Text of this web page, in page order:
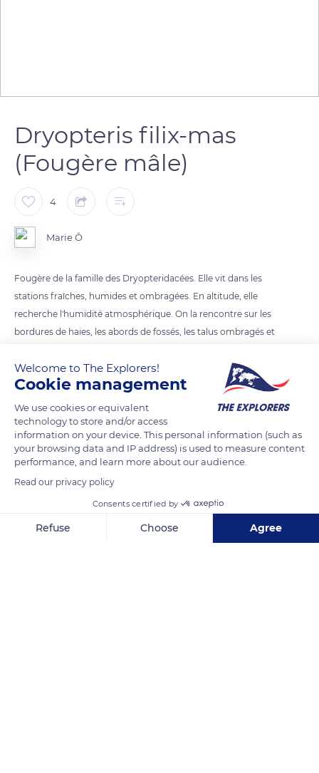
Dryopteris filix-mas
(Fougère mâle)
4
Marie Ô
Fougère de la famille des Dryopteridacées. Elle vit dans les
stations fraîches, humides et ombragées. En altitude, elle
recherche l'humidité atmosphérique. On la rencontre sur les
bordures de haies, les abords de fossés, les talus ombragés et
résineux. Elle est peu exigeante au niveau de la composition
du sol : sableux, argileux ou limoneux (nécessité tout de
même d'une humidité suffisante).
READ MORE TRANSLATE
Welcome to The Explorers!
Cookie management
We use cookies or equivalent
technology to store and/or access
information on your device. This personal information (such as
your browsing data and IP address) is used to measure content
performance, and learn more about our audience.
Read our privacy policy
Consents certified by
Refuse Choose Agree